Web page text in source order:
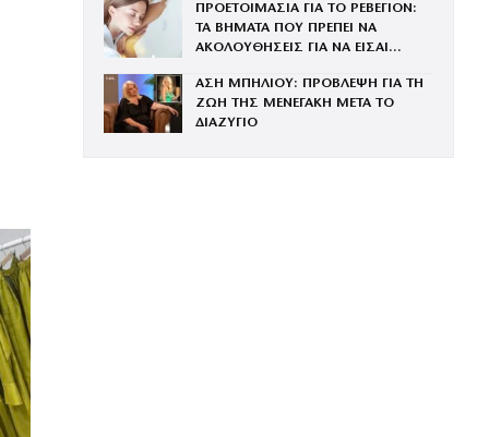
ΠΡΟΕΤΟΙΜΑΣΙΑ ΓΙΑ ΤΟ ΡΕΒΕΓΙΟΝ:
ΤΑ ΒΗΜΑΤΑ ΠΟΥ ΠΡΕΠΕΙ ΝΑ
ΑΚΟΛΟΥΘΗΣΕΙΣ ΓΙΑ ΝΑ ΕΙΣΑΙ
ΒΡΑΔΙΑ ΤΟΥ ΧΡΟΝΟΥ
ΑΣΗ ΜΠΗΛΙΟΥ: ΠΡΟΒΛΕΨΗ ΓΙΑ ΤΗ
ΖΩΗ ΤΗΣ ΜΕΝΕΓΑΚΗ ΜΕΤΑ ΤΟ
ΔΙΑΖΥΓΙΟ